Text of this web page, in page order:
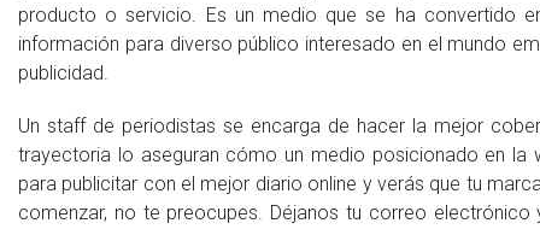
producto o servicio. Es un medio que se ha convertido
información para diverso público interesado en el mundo
publicidad.
Un staff de periodistas se encarga de hacer la mejor
trayectoria lo aseguran cómo un medio posicionado en
para publicitar con el mejor diario online y verás que tu
comenzar, no te preocupes. Déjanos tu correo